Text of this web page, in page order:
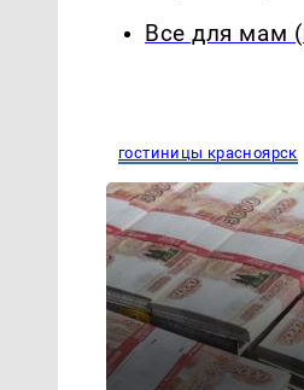
Все для мам
гостиницы красноярск